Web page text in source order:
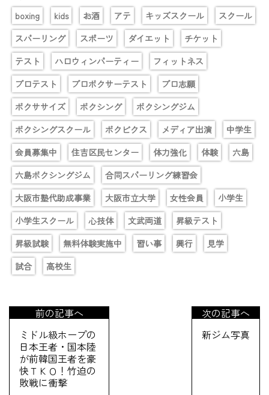
boxing kids お酒 アテ キッズスクール
スクール
スパーリング
スポーツ ダイエット
チケット
テスト
ハロウィンパーティー
フィットネス
プロテスト
プロボクサーテスト
プロ志願
ボクササイズ
ボクシング
ボクシングジム
ボクシングスクール
ボクビクス メディア出演
中学生
会員募集中
住吉区民センター 体力強化 体験
六島
六島ボクシングジム
合同スパーリング練習会
大阪市塾代助成事業
大阪市立大学 女性会員
小学生
小学生スクール
心技体 文武両道
昇級テスト
昇級試験
無料体験実施中 習い事 興行
見学
試合
高校生
前の記事へ
ミドル級ホープの
日本王者・国本陸
が前韓国王者を豪
快ＴＫＯ！竹迫の
敗戦に衝撃
次の記事へ
新ジム写真